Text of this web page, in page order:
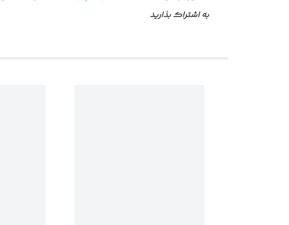
به اشتراک بذارید